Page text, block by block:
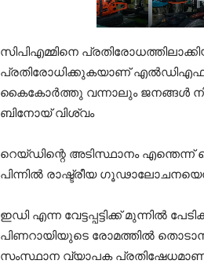
സിപിഎമ്മിനെ
പ്രതിരോധിക്കുകയാണ് എൽഡിഎഫ്.
കൈകോർത്തു വന്നാലും ജനങ്ങൾ
ബിനോയ് വിശ്വം
റെയ്ഡിന്റെ അടിസ്ഥാനം
പിന്നിൽ രാഷ്ട്രീയ
ഇഡി എന്ന വേട്ടപ്പട്ടിക്ക് മുന്നിൽ
പിണറായിയുടെ രോമത്തിൽ തൊടാൻ
സംസ്ഥാന വ്യാപക